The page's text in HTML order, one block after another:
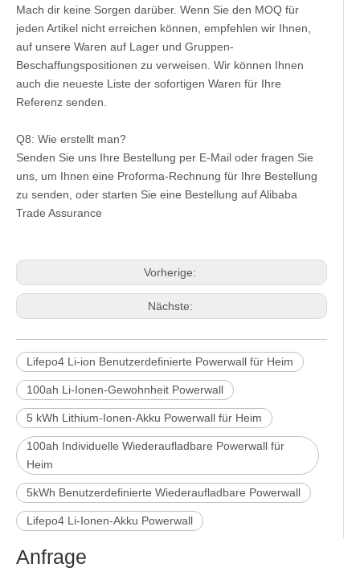
Mach dir keine Sorgen darüber. Wenn Sie den MOQ für
jeden Artikel nicht erreichen können, empfehlen wir Ihnen,
auf unsere Waren auf Lager und Gruppen-
Beschaffungspositionen zu verweisen. Wir können Ihnen
auch die neueste Liste der sofortigen Waren für Ihre
Referenz senden.
Q8: Wie erstellt man?
Senden Sie uns Ihre Bestellung per E-Mail oder fragen Sie
uns, um Ihnen eine Proforma-Rechnung für Ihre Bestellung
zu senden, oder starten Sie eine Bestellung auf Alibaba
Trade Assurance
Vorherige:
Nächste:
Lifepo4 Li-ion Benutzerdefinierte Powerwall für Heim
100ah Li-Ionen-Gewohnheit Powerwall
5 kWh Lithium-Ionen-Akku Powerwall für Heim
100ah Individuelle Wiederaufladbare Powerwall für
Heim
5kWh Benutzerdefinierte Wiederaufladbare Powerwall
Lifepo4 Li-Ionen-Akku Powerwall
Anfrage